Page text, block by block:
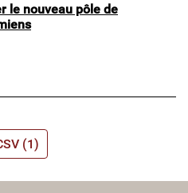
le nouveau pôle de
(1)